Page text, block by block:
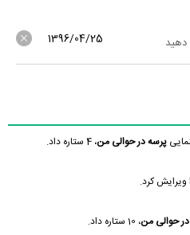
1396/04/25
پرسه در حوالی من، 4 ستاره داد.
ویرایش کرد.
حوالی من، 10 ستاره داد.